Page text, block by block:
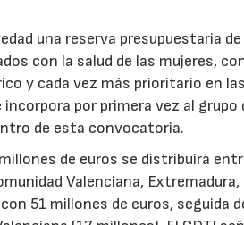
una reserva presupuestaria
con la salud de las mujeres,
y cada vez más prioritario en
por primera vez al grupo
de esta convocatoria.
de euros se distribuirá
Valenciana, Extremadura,
51 millones de euros, seguida